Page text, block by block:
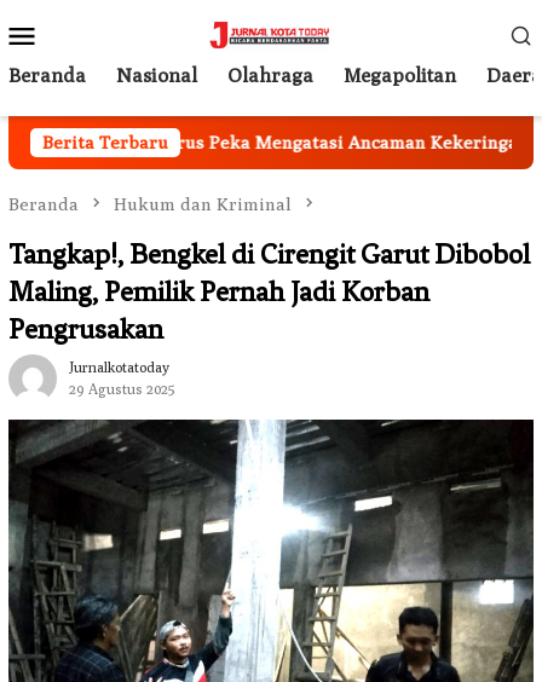
ke
kontenMobile
Beranda Nasional Olahraga Megapolitan
Berita Terbaru
Garut Harus Peka Mengatasi Ancaman Kekeringan
Beranda Hukum dan Kriminal
Tangkap!, Bengkel di Cirengit Garut Dibobol
Maling, Pemilik Pernah Jadi Korban
Pengrusakan
Jurnalkotatoday
29 Agustus 2025